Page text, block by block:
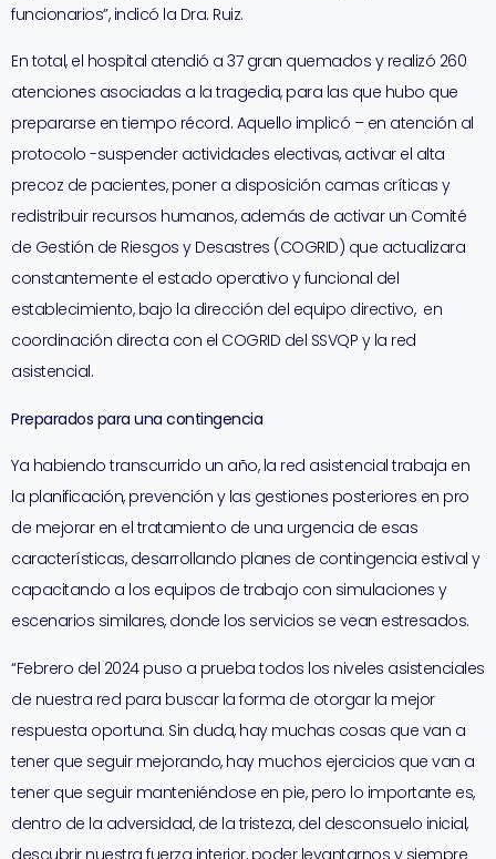
funcionarios”, indicó la Dra. Ruiz.
En total, el hospital atendió a 37 gran quemados y realizó 260
atenciones asociadas a la tragedia, para las que hubo que
prepararse en tiempo récord. Aquello implicó – en atención al
protocolo -suspender actividades electivas, activar el alta
precoz de pacientes, poner a disposición camas críticas y
redistribuir recursos humanos, además de activar un Comité
de Gestión de Riesgos y Desastres (COGRID) que actualizara
constantemente el estado operativo y funcional del
establecimiento, bajo la dirección del equipo directivo, en
coordinación directa con el COGRID del SSVQP y la red
asistencial.
Preparados para una contingencia
Ya habiendo transcurrido un año, la red asistencial trabaja en
la planificación, prevención y las gestiones posteriores en pro
de mejorar en el tratamiento de una urgencia de esas
características, desarrollando planes de contingencia estival y
capacitando a los equipos de trabajo con simulaciones y
escenarios similares, donde los servicios se vean estresados.
“Febrero del 2024 puso a prueba todos los niveles asistenciales
de nuestra red para buscar la forma de otorgar la mejor
respuesta oportuna. Sin duda, hay muchas cosas que van a
tener que seguir mejorando, hay muchos ejercicios que van a
tener que seguir manteniéndose en pie, pero lo importante es,
dentro de la adversidad, de la tristeza, del desconsuelo inicial,
descubrir nuestra fuerza interior, poder levantarnos y siempre